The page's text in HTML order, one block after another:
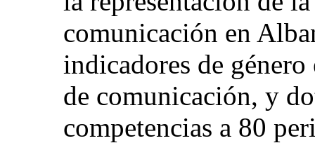
comunicación en
indicadores de
de comunicación, y
competencias a 80